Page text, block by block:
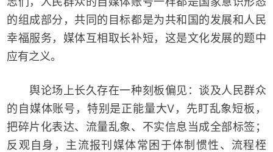
的组成部分，共同的目标都是为共和国的发展和人民
幸福服务，媒体互相取长补短，这是文化发展的题中
应有之义。
舆论场上长久存在一种刻板偏见：谈及人民群众
的自媒体账号，特别是正能量大V，先盯乱象短板，
把碎片化表达、流量乱象、不实信息当成全部标签；
反观自身，主流报刊媒体常困于体制惯性、流程桎